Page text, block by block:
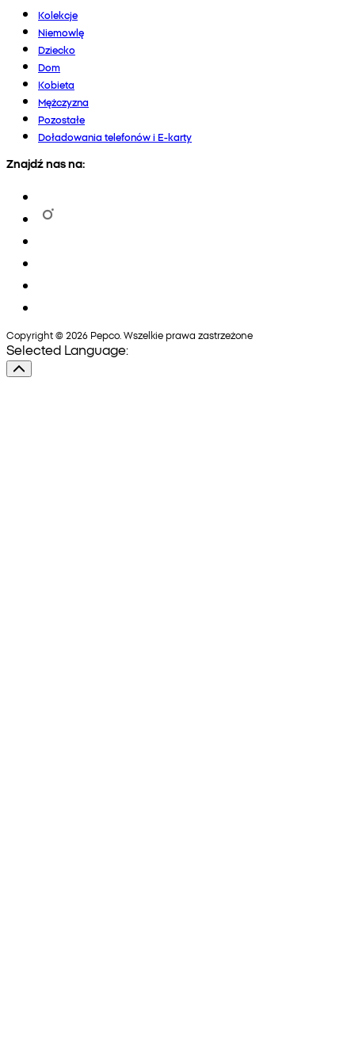
Kolekcje
Niemowlę
Dziecko
Dom
Kobieta
Mężczyzna
Pozostałe
Doładowania telefonów i E-karty
Znajdź nas na:
Copyright © 2026 Pepco. Wszelkie prawa zastrzeżone
Selected Language: